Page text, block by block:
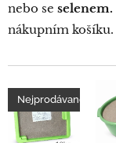
nebo se selenem.
nákupním košíku.
Nejprodávanější